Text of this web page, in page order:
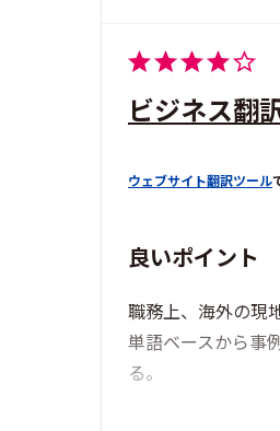
ビジネス翻
ウェブサイト翻訳ツール
良いポイント
職務上、海外の現
単語ベースから事
る。